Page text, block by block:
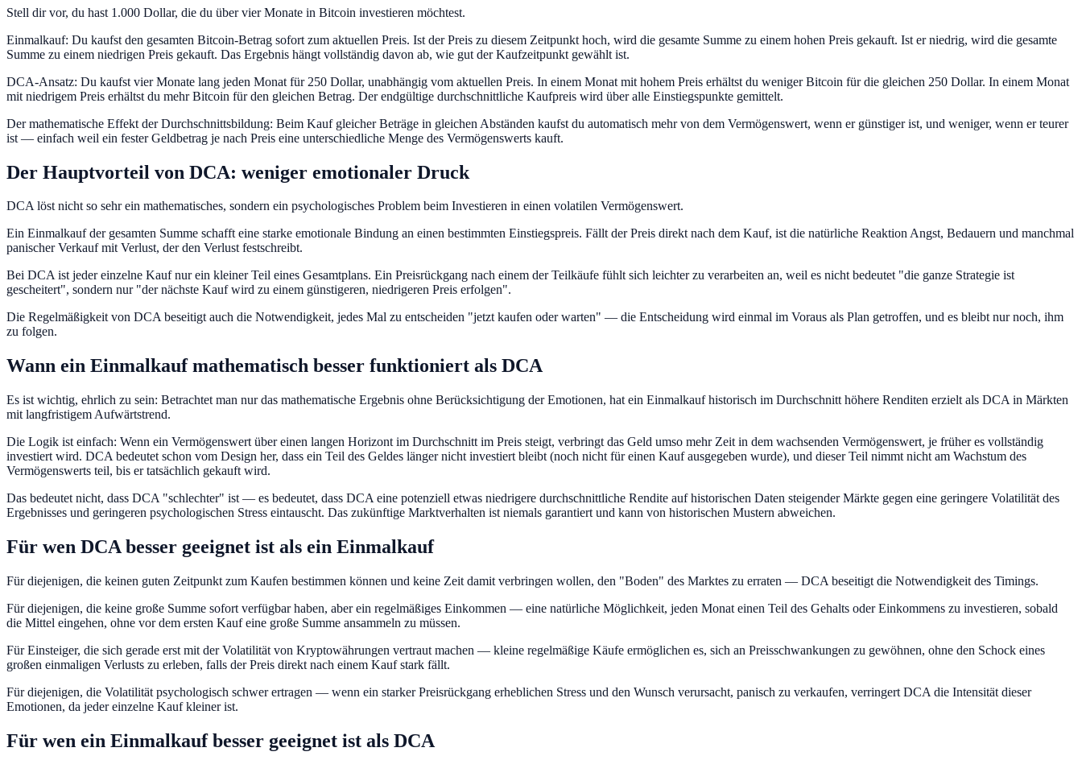
Stell dir vor, du hast 1.000 Dollar, die du über vier Monate in Bitcoin investieren möchtest.
Einmalkauf: Du kaufst den gesamten Bitcoin-Betrag sofort zum aktuellen Preis. Ist der Preis zu diesem Zeitpunkt hoch, wird die gesamte Summe zu einem hohen Preis gekauft. Ist er niedrig, wird die gesamte
Summe zu einem niedrigen Preis gekauft. Das Ergebnis hängt vollständig davon ab, wie gut der Kaufzeitpunkt gewählt ist.
DCA-Ansatz: Du kaufst vier Monate lang jeden Monat für 250 Dollar, unabhängig vom aktuellen Preis. In einem Monat mit hohem Preis erhältst du weniger Bitcoin für die gleichen 250 Dollar. In einem Monat
mit niedrigem Preis erhältst du mehr Bitcoin für den gleichen Betrag. Der endgültige durchschnittliche Kaufpreis wird über alle Einstiegspunkte gemittelt.
Der mathematische Effekt der Durchschnittsbildung: Beim Kauf gleicher Beträge in gleichen Abständen kaufst du automatisch mehr von dem Vermögenswert, wenn er günstiger ist, und weniger, wenn er teurer
ist — einfach weil ein fester Geldbetrag je nach Preis eine unterschiedliche Menge des Vermögenswerts kauft.
Der Hauptvorteil von DCA: weniger emotionaler Druck
DCA löst nicht so sehr ein mathematisches, sondern ein psychologisches Problem beim Investieren in einen volatilen Vermögenswert.
Ein Einmalkauf der gesamten Summe schafft eine starke emotionale Bindung an einen bestimmten Einstiegspreis. Fällt der Preis direkt nach dem Kauf, ist die natürliche Reaktion Angst, Bedauern und manchmal
panischer Verkauf mit Verlust, der den Verlust festschreibt.
Bei DCA ist jeder einzelne Kauf nur ein kleiner Teil eines Gesamtplans. Ein Preisrückgang nach einem der Teilkäufe fühlt sich leichter zu verarbeiten an, weil es nicht bedeutet "die ganze Strategie ist
gescheitert", sondern nur "der nächste Kauf wird zu einem günstigeren, niedrigeren Preis erfolgen".
Die Regelmäßigkeit von DCA beseitigt auch die Notwendigkeit, jedes Mal zu entscheiden "jetzt kaufen oder warten" — die Entscheidung wird einmal im Voraus als Plan getroffen, und es bleibt nur noch, ihm
zu folgen.
Wann ein Einmalkauf mathematisch besser funktioniert als DCA
Es ist wichtig, ehrlich zu sein: Betrachtet man nur das mathematische Ergebnis ohne Berücksichtigung der Emotionen, hat ein Einmalkauf historisch im Durchschnitt höhere Renditen erzielt als DCA in Märkten
mit langfristigem Aufwärtstrend.
Die Logik ist einfach: Wenn ein Vermögenswert über einen langen Horizont im Durchschnitt im Preis steigt, verbringt das Geld umso mehr Zeit in dem wachsenden Vermögenswert, je früher es vollständig
investiert wird. DCA bedeutet schon vom Design her, dass ein Teil des Geldes länger nicht investiert bleibt (noch nicht für einen Kauf ausgegeben wurde), und dieser Teil nimmt nicht am Wachstum des
Vermögenswerts teil, bis er tatsächlich gekauft wird.
Das bedeutet nicht, dass DCA "schlechter" ist — es bedeutet, dass DCA eine potenziell etwas niedrigere durchschnittliche Rendite auf historischen Daten steigender Märkte gegen eine geringere Volatilität des
Ergebnisses und geringeren psychologischen Stress eintauscht. Das zukünftige Marktverhalten ist niemals garantiert und kann von historischen Mustern abweichen.
Für wen DCA besser geeignet ist als ein Einmalkauf
Für diejenigen, die keinen guten Zeitpunkt zum Kaufen bestimmen können und keine Zeit damit verbringen wollen, den "Boden" des Marktes zu erraten — DCA beseitigt die Notwendigkeit des Timings.
Für diejenigen, die keine große Summe sofort verfügbar haben, aber ein regelmäßiges Einkommen — eine natürliche Möglichkeit, jeden Monat einen Teil des Gehalts oder Einkommens zu investieren, sobald
die Mittel eingehen, ohne vor dem ersten Kauf eine große Summe ansammeln zu müssen.
Für Einsteiger, die sich gerade erst mit der Volatilität von Kryptowährungen vertraut machen — kleine regelmäßige Käufe ermöglichen es, sich an Preisschwankungen zu gewöhnen, ohne den Schock eines
großen einmaligen Verlusts zu erleben, falls der Preis direkt nach einem Kauf stark fällt.
Für diejenigen, die Volatilität psychologisch schwer ertragen — wenn ein starker Preisrückgang erheblichen Stress und den Wunsch verursacht, panisch zu verkaufen, verringert DCA die Intensität dieser
Emotionen, da jeder einzelne Kauf kleiner ist.
Für wen ein Einmalkauf besser geeignet ist als DCA